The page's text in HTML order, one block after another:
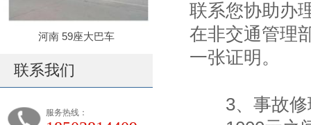
河南 59座大巴车
联系我们
服务热线：
联系您协助办
在非交通管理
一张证明。
3、事故修理